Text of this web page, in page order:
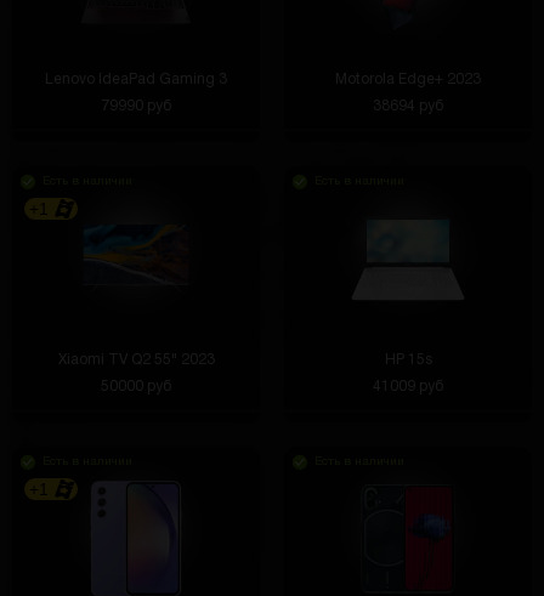
Lenovo IdeaPad Gaming 3
79990 руб
Motorola Edge+ 2023
38694 руб
+1
Xiaomi TV Q2 55" 2023
50000 руб
HP 15s
41009 руб
+1